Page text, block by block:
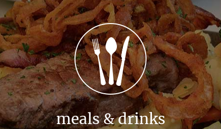
meals & drinks